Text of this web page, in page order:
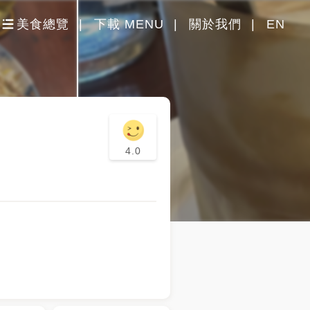
美食總覽 下載 MENU 關於我們 EN
4.0